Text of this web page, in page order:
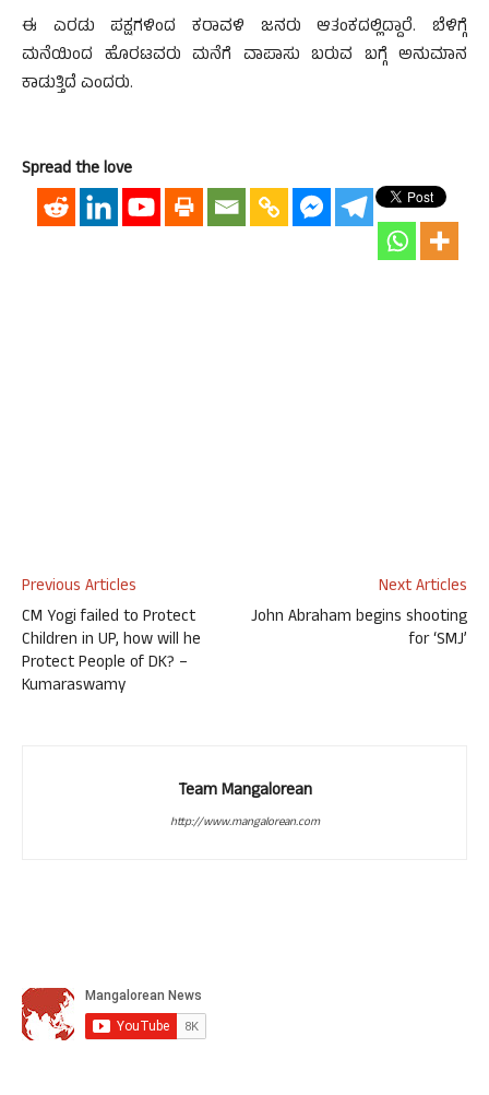
ಈ ಎರಡು ಪಕ್ಷಗಳಿಂದ ಕರಾವಳಿ ಜನರು ಆತಂಕದಲ್ಲಿದ್ದಾರೆ. ಬೆಳಿಗ್ಗೆ
ಮನೆಯಿಂದ ಹೊರಟವರು ಮನೆಗೆ ವಾಪಾಸು ಬರುವ ಬಗ್ಗೆ ಅನುಮಾನ
ಕಾಡುತ್ತಿದೆ ಎಂದರು.
Spread the love
Previous Articles
CM Yogi failed to Protect
Children in UP, how will he
Protect People of DK? –
Kumaraswamy
Next Articles
John Abraham begins shooting
for ‘SMJ’
Team Mangalorean
http://www.mangalorean.com